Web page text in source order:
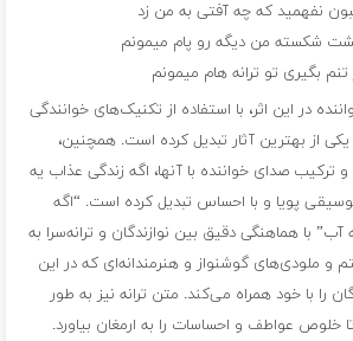
نفهمید که چه آفتی به من زد
شکسته من دیگه رو پام میمونم
تنم بگیری تو ترانه هام میمونم
در این اثر، با استفاده از تکنیک‌های خوانندگی
از بهترین آثار تبدیل کرده است. همچنین،
ترکیب صدای خواننده با آنها، اگه زندگی عذاب یه
پویا و با احساس تبدیل کرده است. “اگه
با هماهنگی دقیق بین نوازندگان و ترانه‌سرا به
و ملودی‌های گوشنواز و هنرمندانه‌ای که در این
را با خود همراه می‌کند. متن ترانه نیز به طور
خلوص عواطف و احساسات را به ارمغان بیاورد.